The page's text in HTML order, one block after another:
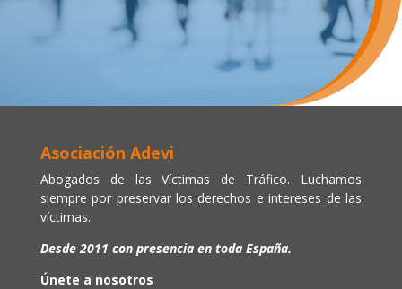
Asociación Adevi
Abogados de las Víctimas de Tráfico. Luchamos
siempre por preservar los derechos e intereses de las
víctimas.
Desde 2011 con presencia en toda España.
Únete a nosotros